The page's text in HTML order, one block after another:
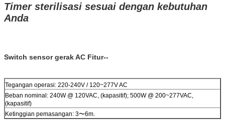
Timer sterilisasi sesuai dengan kebutuhan
Anda
Switch sensor gerak AC Fitur--
Tegangan operasi: 220-240V / 120~277V AC
Beban nominal: 240W @ 120VAC, (kapasitif); 500W @ 200~277VAC,
(kapasitif)
Ketinggian pemasangan: 3〜6m.